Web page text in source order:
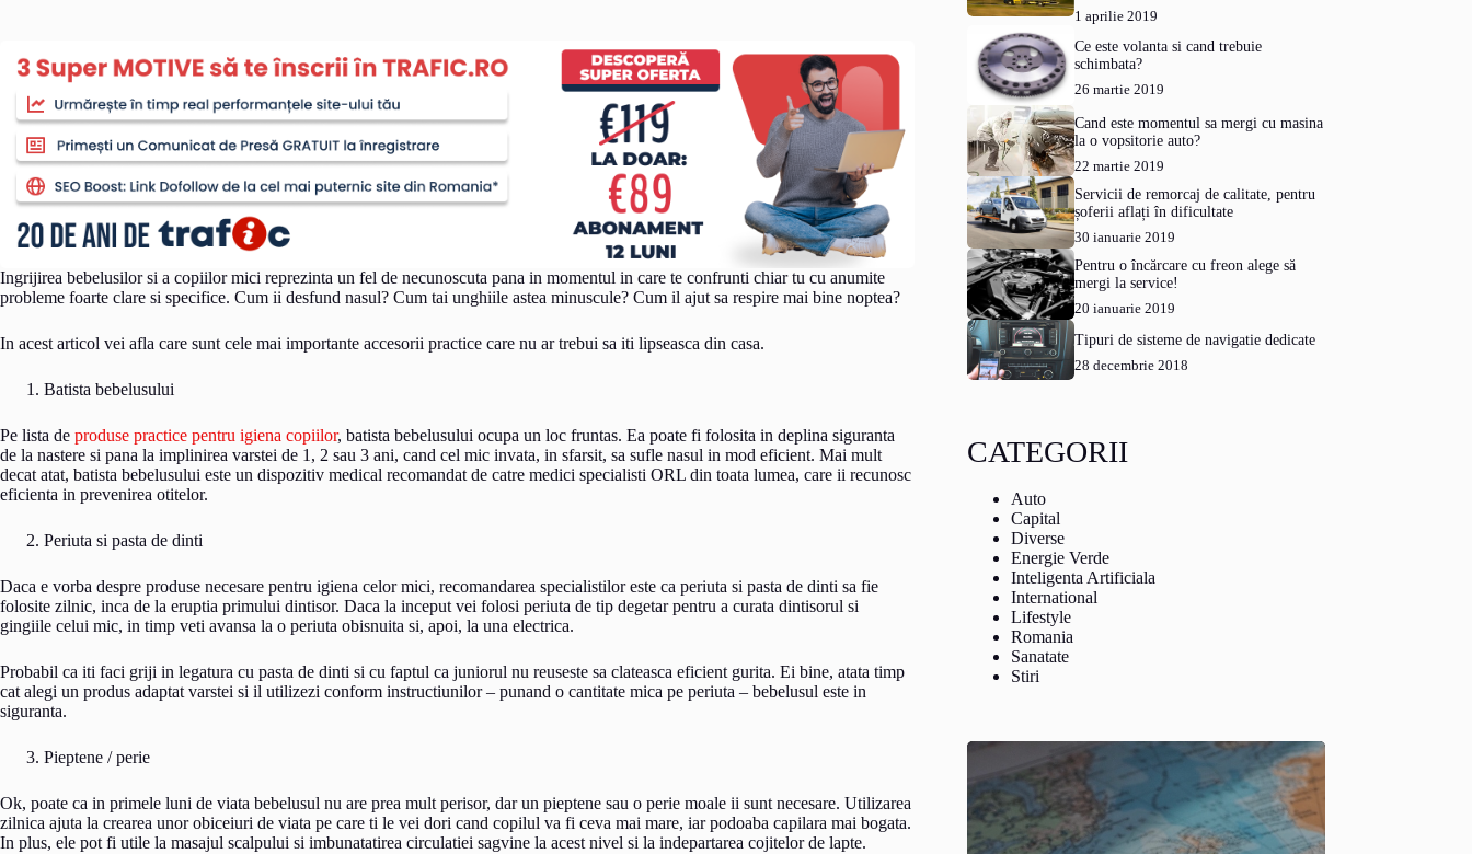
Ingrijirea bebelusilor si a copiilor mici reprezinta un fel de necunoscuta pana in momentul in care te confrunti chiar tu cu anumite
probleme foarte clare si specifice. Cum ii desfund nasul? Cum tai unghiile astea minuscule? Cum il ajut sa respire mai bine noptea?
In acest articol vei afla care sunt cele mai importante accesorii practice care nu ar trebui sa iti lipseasca din casa.
Batista bebelusului
Pe lista de produse practice pentru igiena copiilor, batista bebelusului ocupa un loc fruntas. Ea poate fi folosita in deplina siguranta
de la nastere si pana la implinirea varstei de 1, 2 sau 3 ani, cand cel mic invata, in sfarsit, sa sufle nasul in mod eficient. Mai mult
decat atat, batista bebelusului este un dispozitiv medical recomandat de catre medici specialisti ORL din toata lumea, care ii recunosc
eficienta in prevenirea otitelor.
Periuta si pasta de dinti
Daca e vorba despre produse necesare pentru igiena celor mici, recomandarea specialistilor este ca periuta si pasta de dinti sa fie
folosite zilnic, inca de la eruptia primului dintisor. Daca la inceput vei folosi periuta de tip degetar pentru a curata dintisorul si
gingiile celui mic, in timp veti avansa la o periuta obisnuita si, apoi, la una electrica.
Probabil ca iti faci griji in legatura cu pasta de dinti si cu faptul ca juniorul nu reuseste sa clateasca eficient gurita. Ei bine, atata timp
cat alegi un produs adaptat varstei si il utilizezi conform instructiunilor – punand o cantitate mica pe periuta – bebelusul este in
siguranta.
Pieptene / perie
Ok, poate ca in primele luni de viata bebelusul nu are prea mult perisor, dar un pieptene sau o perie moale ii sunt necesare. Utilizarea
zilnica ajuta la crearea unor obiceiuri de viata pe care ti le vei dori cand copilul va fi ceva mai mare, iar podoaba capilara mai bogata.
In plus, ele pot fi utile la masajul scalpului si imbunatatirea circulatiei sagvine la acest nivel si la indepartarea cojitelor de lapte.
1 aprilie 2019
Ce este volanta si cand trebuie
schimbata?
26 martie 2019
Cand este momentul sa mergi cu masina
la o vopsitorie auto?
22 martie 2019
Servicii de remorcaj de calitate, pentru
șoferii aflați în dificultate
30 ianuarie 2019
Pentru o încărcare cu freon alege să
mergi la service!
20 ianuarie 2019
Tipuri de sisteme de navigatie dedicate
28 decembrie 2018
CATEGORII
Auto
Capital
Diverse
Energie Verde
Inteligenta Artificiala
International
Lifestyle
Romania
Sanatate
Stiri